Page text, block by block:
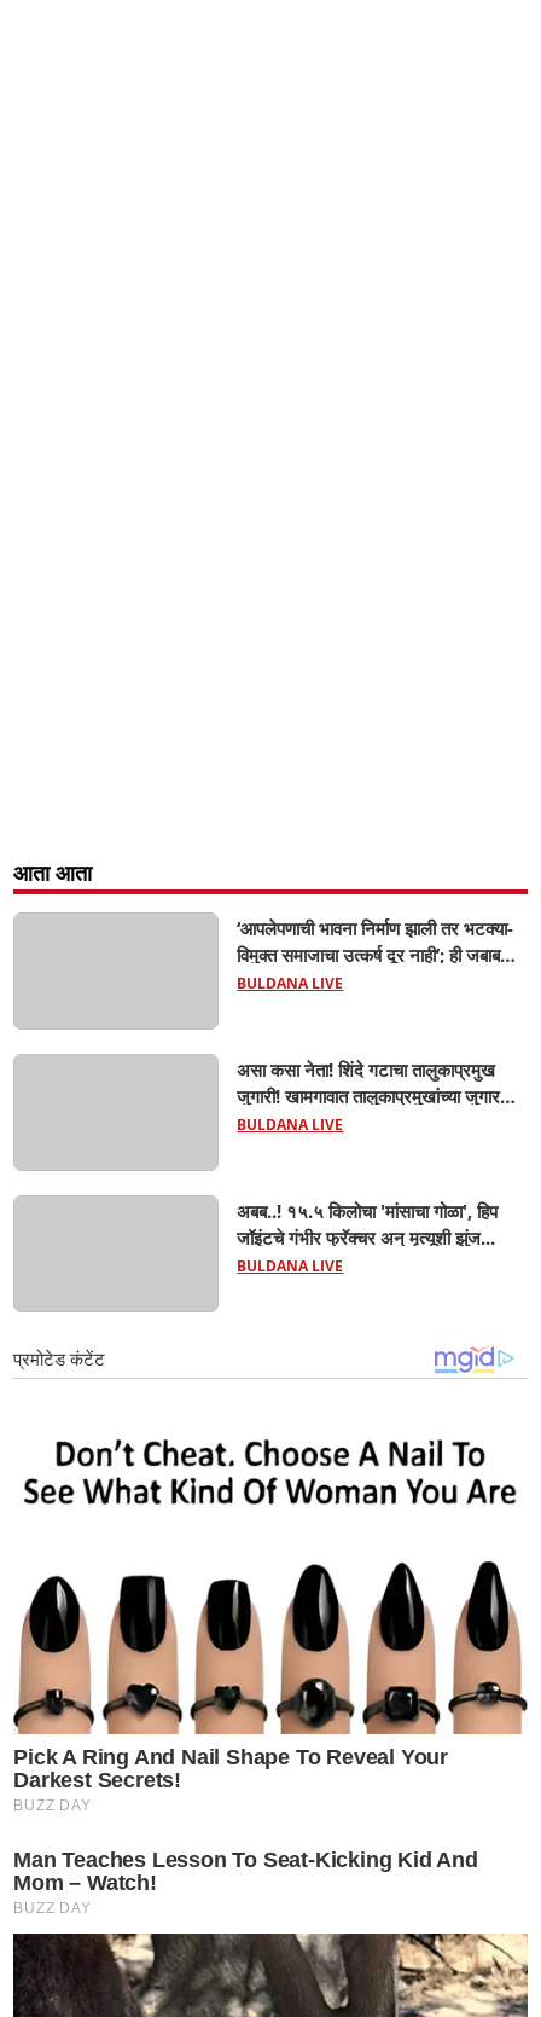
आता आता
‘आपलेपणाची भावना निर्माण झाली तर भटक्या-
विमुक्त समाजाचा उत्कर्ष दूर नाही’; ही जबाबदारी
केवळ सरकारची नाही,आपल्या सर्वांची !
BULDANA LIVE
असा कसा नेता! शिंदे गटाचा तालुकाप्रमुख
जुगारी! खामगावात तालुकाप्रमुखांच्या जुगार
अड्ड्यावर डीवायएसपी पथकाची धाड.. अंधारात
BULDANA LIVE
अबब..! १५.५ किलोचा 'मांसाचा गोळा', हिप
जॉइंटचे गंभीर फ्रॅक्चर अन् मृत्यूशी झुंज...
BULDANA LIVE